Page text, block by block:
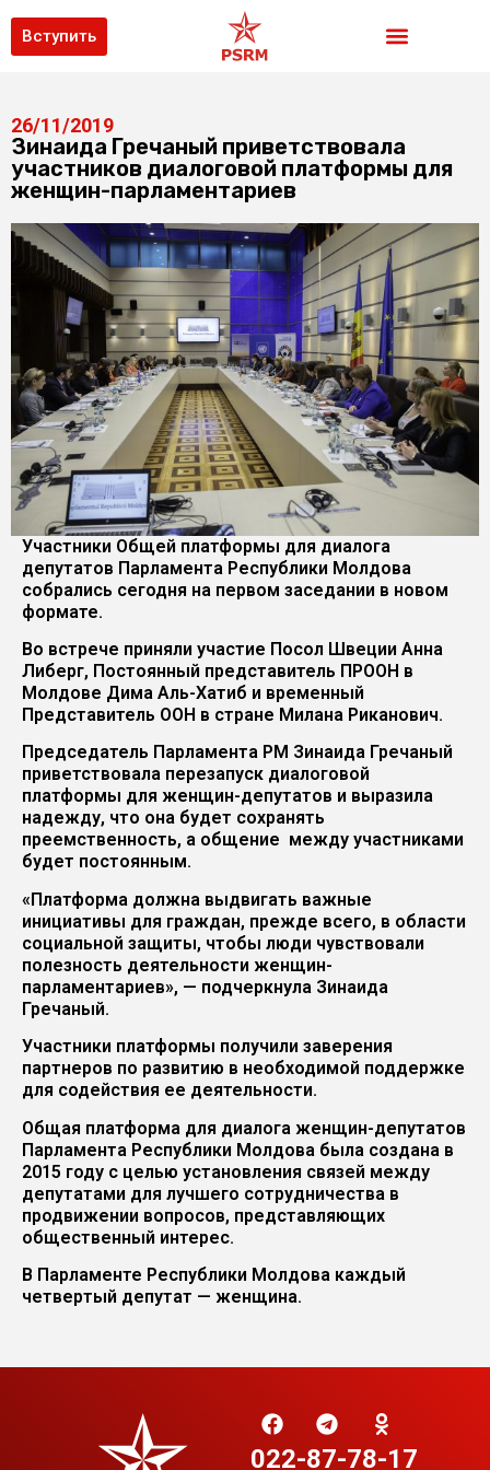
Вступить
26/11/2019
Зинаида Гречаный приветствовала
участников диалоговой платформы для
женщин-парламентариев
Участники Общей платформы для диалога
депутатов Парламента Республики Молдова
собрались сегодня на первом заседании в новом
формате.
Во встрече приняли участие Посол Швеции Анна
Либерг, Постоянный представитель ПРООН в
Молдове Дима Аль-Хатиб и временный
Представитель ООН в стране Милана Риканович.
Председатель Парламента РМ Зинаида Гречаный
приветствовала перезапуск диалоговой
платформы для женщин-депутатов и выразила
надежду, что она будет сохранять
преемственность, а общение между участниками
будет постоянным.
«Платформа должна выдвигать важные
инициативы для граждан, прежде всего, в области
социальной защиты, чтобы люди чувствовали
полезность деятельности женщин-
парламентариев», — подчеркнула Зинаида
Гречаный.
Участники платформы получили заверения
партнеров по развитию в необходимой поддержке
для содействия ее деятельности.
Общая платформа для диалога женщин-депутатов
Парламента Республики Молдова была создана в
2015 году с целью установления связей между
депутатами для лучшего сотрудничества в
продвижении вопросов, представляющих
общественный интерес.
В Парламенте Республики Молдова каждый
четвертый депутат — женщина.
022-87-78-17